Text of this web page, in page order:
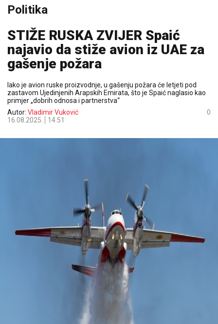
Politika
STIŽE RUSKA ZVIJER Spaić
najavio da stiže avion iz UAE za
gašenje požara
Iako je avion ruske proizvodnje, u gašenju požara će letjeti pod
zastavom Ujedinjenih Arapskih Emirata, što je Spaić naglasio kao
primjer „dobrih odnosa i partnerstva“
Autor: Vladimir Vuković
16.08.2025.
14:51
0